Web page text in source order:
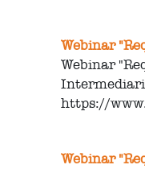
Webinar
Webinar
https://
Webinar